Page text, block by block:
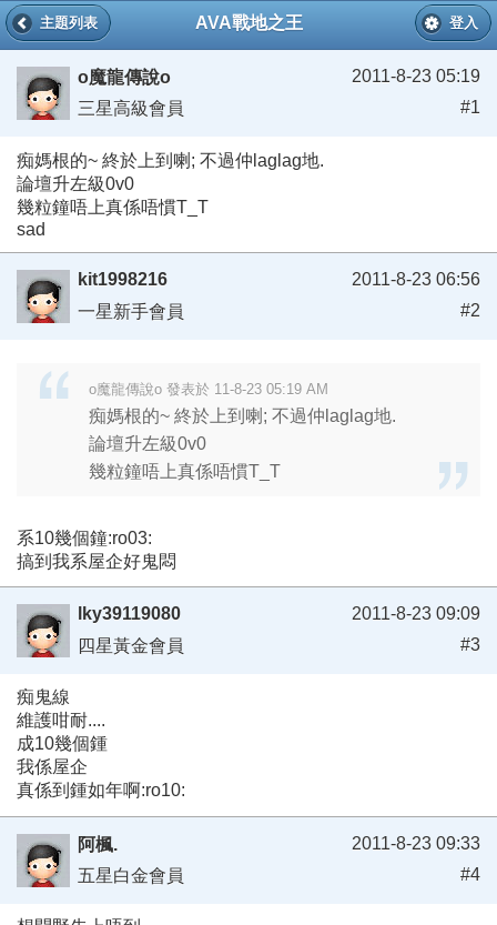
AVA戰地之王
主題列表 登入
o魔龍傳說o
三星高級會員
2011-8-23 05:19
#1
痴媽根的~ 終於上到喇; 不過仲laglag地.
論壇升左級0v0
幾粒鐘唔上真係唔慣T_T
sad
kit1998216
一星新手會員
2011-8-23 06:56
#2
o魔龍傳說o 發表於 11-8-23 05:19 AM
痴媽根的~ 終於上到喇; 不過仲laglag地.
論壇升左級0v0
幾粒鐘唔上真係唔慣T_T
系10幾個鐘:ro03:
搞到我系屋企好鬼悶
lky39119080
四星黃金會員
2011-8-23 09:09
#3
痴鬼線
維護咁耐....
成10幾個鍾
我係屋企
真係到鍾如年啊:ro10:
阿楓.
五星白金會員
2011-8-23 09:33
#4